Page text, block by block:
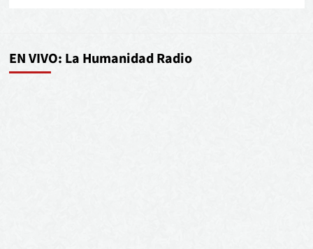
EN VIVO: La Humanidad Radio